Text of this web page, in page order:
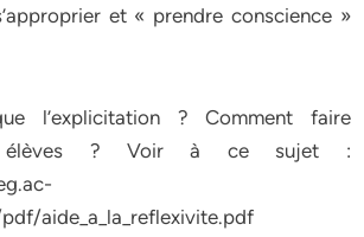
et « prendre conscience »
l’explicitation ? Comment faire
élèves ? Voir à ce sujet :
aide_a_la_reflexivite.pdf